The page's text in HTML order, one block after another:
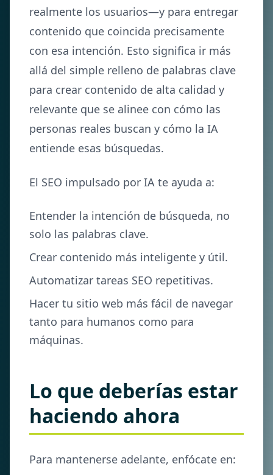
realmente los usuarios—y para entregar
contenido que coincida precisamente
con esa intención. Esto significa ir más
allá del simple relleno de palabras clave
para crear contenido de alta calidad y
relevante que se alinee con cómo las
personas reales buscan y cómo la IA
entiende esas búsquedas.
El SEO impulsado por IA te ayuda a:
Entender la intención de búsqueda, no
solo las palabras clave.
Crear contenido más inteligente y útil.
Automatizar tareas SEO repetitivas.
Hacer tu sitio web más fácil de navegar
tanto para humanos como para
máquinas.
Lo que deberías estar
haciendo ahora
Para mantenerse adelante, enfócate en: